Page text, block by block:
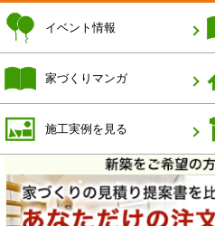
イベント情報
家づくりマンガ
施工実例を見る